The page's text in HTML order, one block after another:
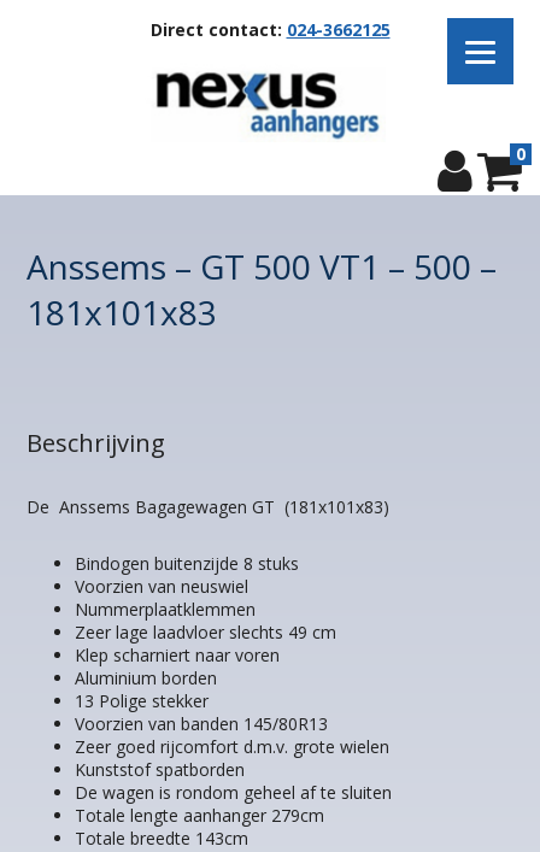
Direct contact: 024-3662125
0
Anssems – GT 500 VT1 – 500 –
181x101x83
Beschrijving
De Anssems Bagagewagen GT (181x101x83)
Bindogen buitenzijde 8 stuks
Voorzien van neuswiel
Nummerplaatklemmen
Zeer lage laadvloer slechts 49 cm
Klep scharniert naar voren
Aluminium borden
13 Polige stekker
Voorzien van banden 145/80R13
Zeer goed rijcomfort d.m.v. grote wielen
Kunststof spatborden
De wagen is rondom geheel af te sluiten
Totale lengte aanhanger 279cm
Totale breedte 143cm